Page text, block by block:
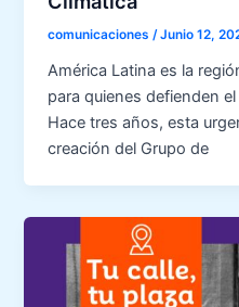
comunicaciones/Junio 12,
América Latina es la
para quienes defienden
Hace tres años, esta
creación del Grupo de